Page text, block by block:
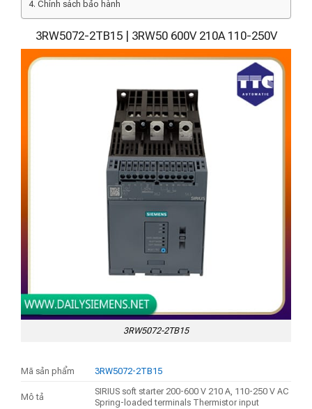
Chính sách bảo hành
3RW5072-2TB15 | 3RW50 600V 210A 110-250V
3RW5072-2TB15
Mã sản phẩm 3RW5072-2TB15
Mô tả
SIRIUS soft starter 200-600 V 210 A, 110-250 V AC
Spring-loaded terminals Thermistor input